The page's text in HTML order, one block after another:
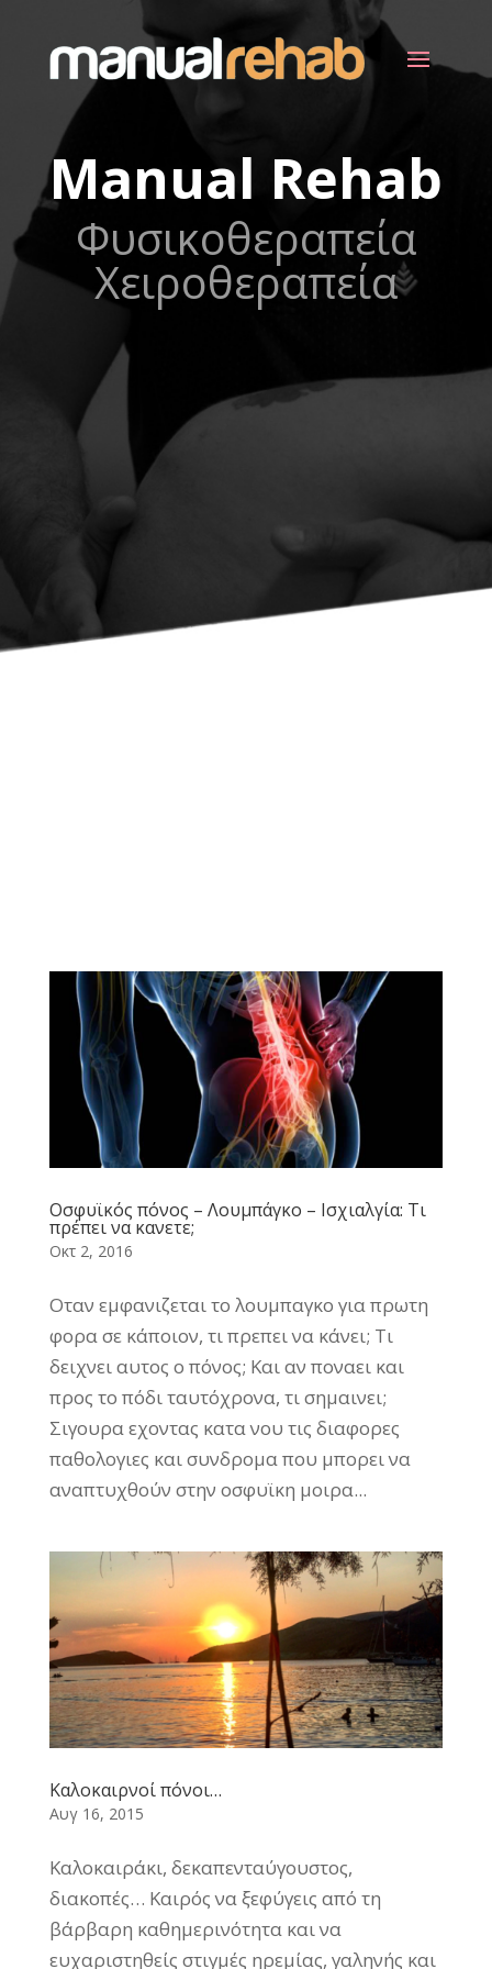
Manual Rehab
Φυσικοθεραπεία
Χειροθεραπεία
Οσφυϊκός πόνος – Λουμπάγκο – Ισχιαλγία: Τι
πρέπει να κανετε;
Οκτ 2, 2016
Οταν εμφανιζεται το λουμπαγκο για πρωτη
φορα σε κάποιον, τι πρεπει να κάνει; Τι
δειχνει αυτος ο πόνος; Και αν ποναει και
προς το πόδι ταυτόχρονα, τι σημαινει;
Σιγουρα εχοντας κατα νου τις διαφορες
παθολογιες και συνδρομα που μπορει να
αναπτυχθούν στην οσφυϊκη μοιρα...
Καλοκαιρνοί πόνοι…
Αυγ 16, 2015
Καλοκαιράκι, δεκαπενταύγουστος,
διακοπές… Καιρός να ξεφύγεις από τη
βάρβαρη καθημερινότητα και να
ευχαριστηθείς στιγμές ηρεμίας, γαληνής και